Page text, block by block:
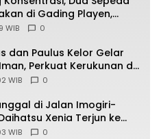
di Gading Playen,
WIB 0
dan Paulus Kelor Gelar
Perkuat Kerukunan di
WIB 0
di Jalan Imogiri-
Xenia Terjun ke
WIB 0